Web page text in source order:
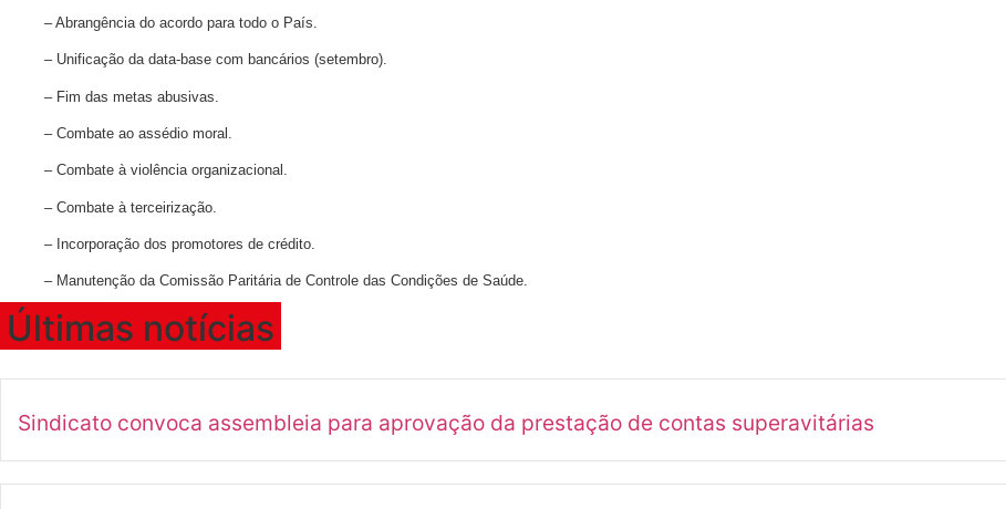
– Abrangência do acordo para todo o País.
– Unificação da data-base com bancários (setembro).
– Fim das metas abusivas.
– Combate ao assédio moral.
– Combate à violência organizacional.
– Combate à terceirização.
– Incorporação dos promotores de crédito.
– Manutenção da Comissão Paritária de Controle das Condições de Saúde.
Últimas notícias
Sindicato convoca assembleia para aprovação da prestação de contas superavitárias